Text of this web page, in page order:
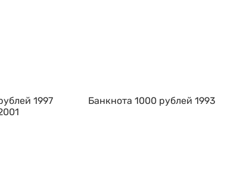
1997
Банкнота 1000 рублей 1993